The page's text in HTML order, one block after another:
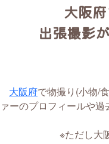
大阪
出張撮影
大阪府で物撮り(小物/
ーのプロフィールや
※ただし大